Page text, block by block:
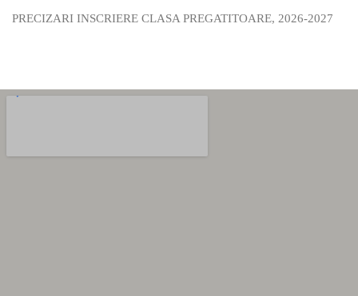
PRECIZARI INSCRIERE CLASA PREGATITOARE, 2026-2027